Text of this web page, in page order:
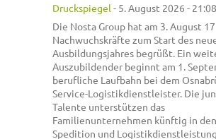
Druckspiegel - 5. August 2026 - 21:08
Die Nosta Group hat am 3. August 17
Nachwuchskräfte zum Start des
Ausbildungsjahres begrüßt. Ein
Auszubildender beginnt am 1.
berufliche Laufbahn bei dem
Service-Logistikdienstleister. Die
Talente unterstützen das
Familienunternehmen künftig in
Spedition und